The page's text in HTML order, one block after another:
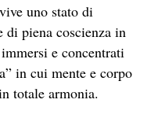
uno stato di
piena coscienza in
e concentrati
in cui mente e corpo
totale armonia.